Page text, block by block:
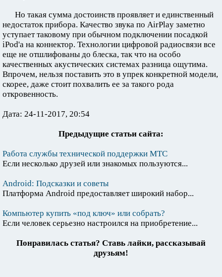
Но такая сумма достоинств проявляет и единственный
недостаток прибора. Качество звука по AirPlay заметно
уступает таковому при обычном подключении посадкой
iPod'a на коннектор. Технологии цифровой радиосвязи все
еще не отшлифованы до блеска, так что на особо
качественных акустических системах разница ощутима.
Впрочем, нельзя поставить это в упрек конкретной модели,
скорее, даже стоит похвалить ее за такого рода
откровенность.
Дата: 24-11-2017, 20:54
Предыдущие статьи сайта:
Работа службы технической поддержки МТС
Если несколько друзей или знакомых пользуются...
Android: Подсказки и советы
Платформа Android предоставляет широкий набор...
Компьютер купить «под ключ» или собрать?
Если человек серьезно настроился на приобретение...
Понравилась статья? Ставь лайки, рассказывай
друзьям!